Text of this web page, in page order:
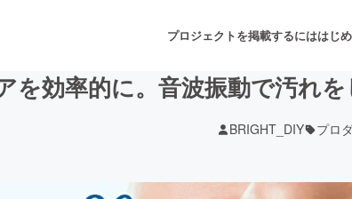
プロジェクトを掲載するにははじ
を効率的に。音波振動で汚れ
BRIGHT_DIY プロ